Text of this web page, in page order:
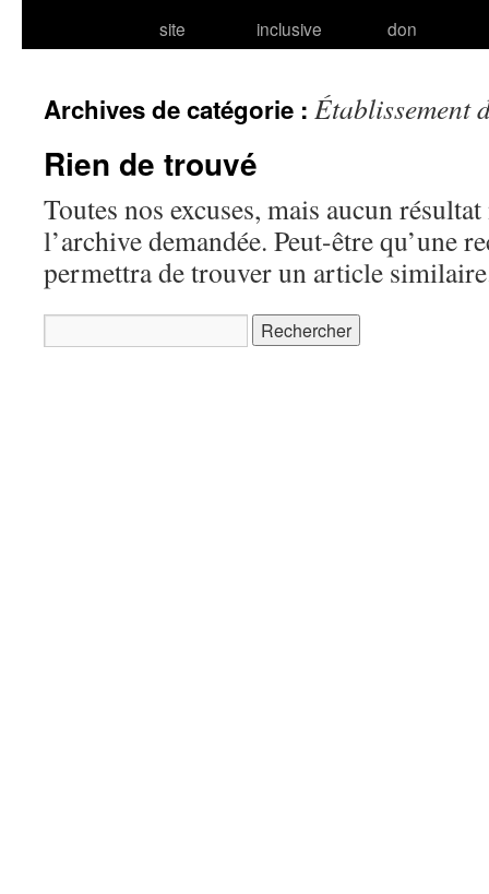
site
inclusive
don
Archives de catégorie : Établissement
Rien de trouvé
Toutes nos excuses, mais aucun
l’archive demandée. Peut-être qu’une
permettra de trouver un article